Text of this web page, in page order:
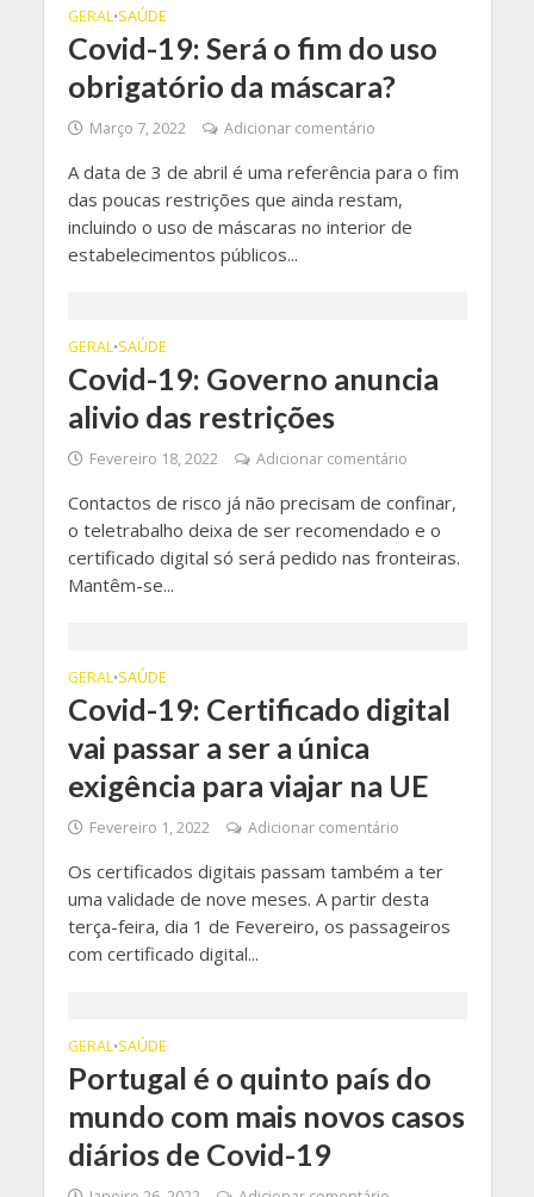
GERAL•SAÚDE
Covid-19: Será o fim do uso
obrigatório da máscara?
Março 7, 2022 Adicionar comentário
A data de 3 de abril é uma referência para o fim
das poucas restrições que ainda restam,
incluindo o uso de máscaras no interior de
estabelecimentos públicos...
GERAL•SAÚDE
Covid-19: Governo anuncia
alivio das restrições
Fevereiro 18, 2022 Adicionar comentário
Contactos de risco já não precisam de confinar,
o teletrabalho deixa de ser recomendado e o
certificado digital só será pedido nas fronteiras.
Mantêm-se...
GERAL•SAÚDE
Covid-19: Certificado digital
vai passar a ser a única
exigência para viajar na UE
Fevereiro 1, 2022 Adicionar comentário
Os certificados digitais passam também a ter
uma validade de nove meses. A partir desta
terça-feira, dia 1 de Fevereiro, os passageiros
com certificado digital...
GERAL•SAÚDE
Portugal é o quinto país do
mundo com mais novos casos
diários de Covid-19